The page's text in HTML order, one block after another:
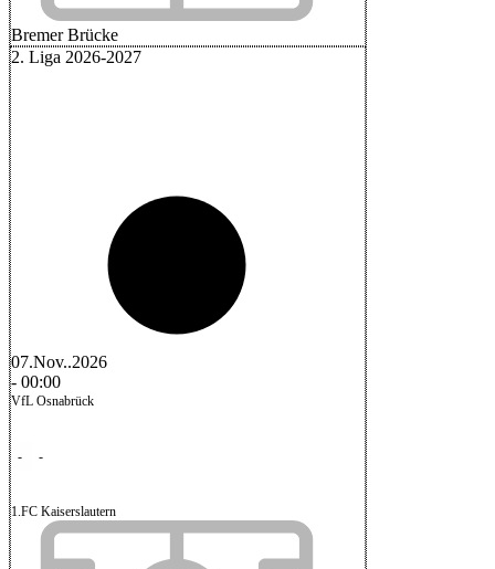
Bremer Brücke
2. Liga 2026-2027
07.Nov..2026
- 00:00
VfL Osnabrück
- -
1.FC Kaiserslautern